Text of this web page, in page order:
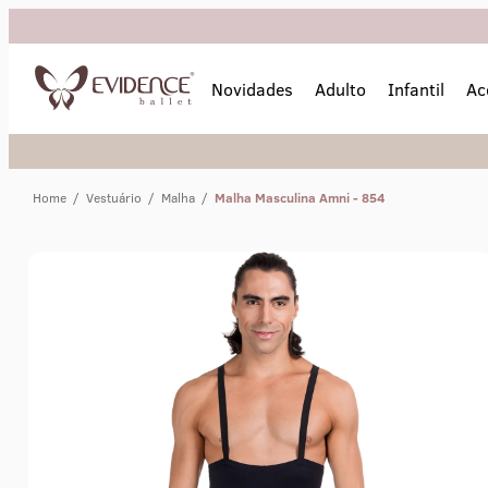
Novidades Adulto Infantil
Home / Vestuário / Malha / Malha Masculina Amni - 854